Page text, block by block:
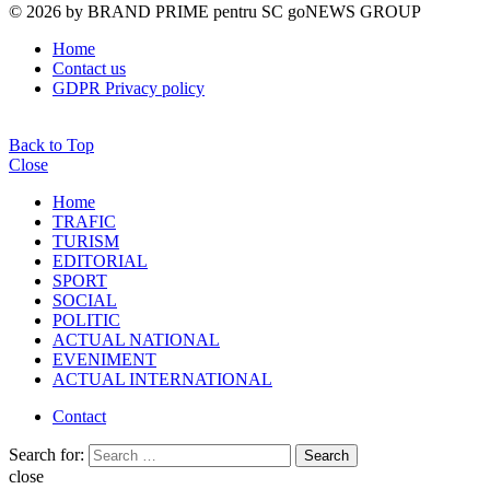
© 2026 by BRAND PRIME pentru SC goNEWS GROUP
Home
Contact us
GDPR Privacy policy
Back to Top
Close
Home
TRAFIC
TURISM
EDITORIAL
SPORT
SOCIAL
POLITIC
ACTUAL NATIONAL
EVENIMENT
ACTUAL INTERNATIONAL
Contact
Search for: Search
close